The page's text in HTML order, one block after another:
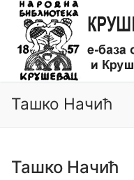
Прескочи
садржаја
Ташко Начић
Ташко Начић